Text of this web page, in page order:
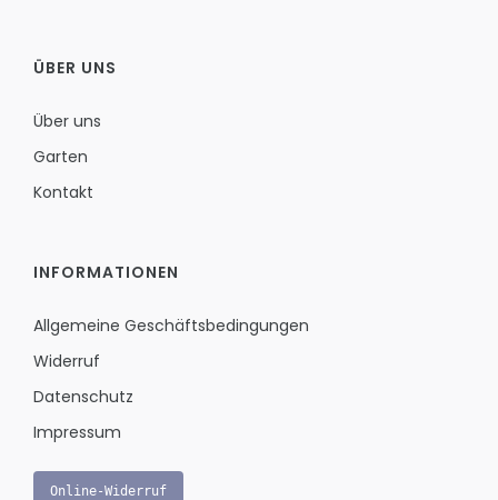
ÜBER UNS
Über uns
Garten
Kontakt
INFORMATIONEN
Allgemeine Geschäftsbedingungen
Widerruf
Datenschutz
Impressum
Online-Widerruf